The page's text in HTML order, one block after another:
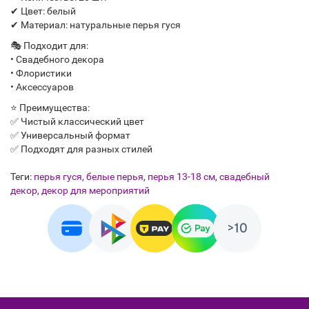
✔ Цвет: белый
✔ Материал: натуральные перья гуся
🎭 Подходит для:
• Свадебного декора
• Флористики
• Аксессуаров
⭐ Преимущества:
✅ Чистый классический цвет
✅ Универсальный формат
✅ Подходят для разных стилей
Теги: перья гуся, белые перья, перья 13-18 см, свадебный
декор, декор для мероприятий